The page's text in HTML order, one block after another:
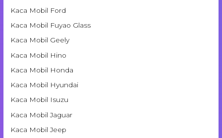
Kaca Mobil Ford
Kaca Mobil Fuyao Glass
Kaca Mobil Geely
Kaca Mobil Hino
Kaca Mobil Honda
Kaca Mobil Hyundai
Kaca Mobil Isuzu
Kaca Mobil Jaguar
Kaca Mobil Jeep